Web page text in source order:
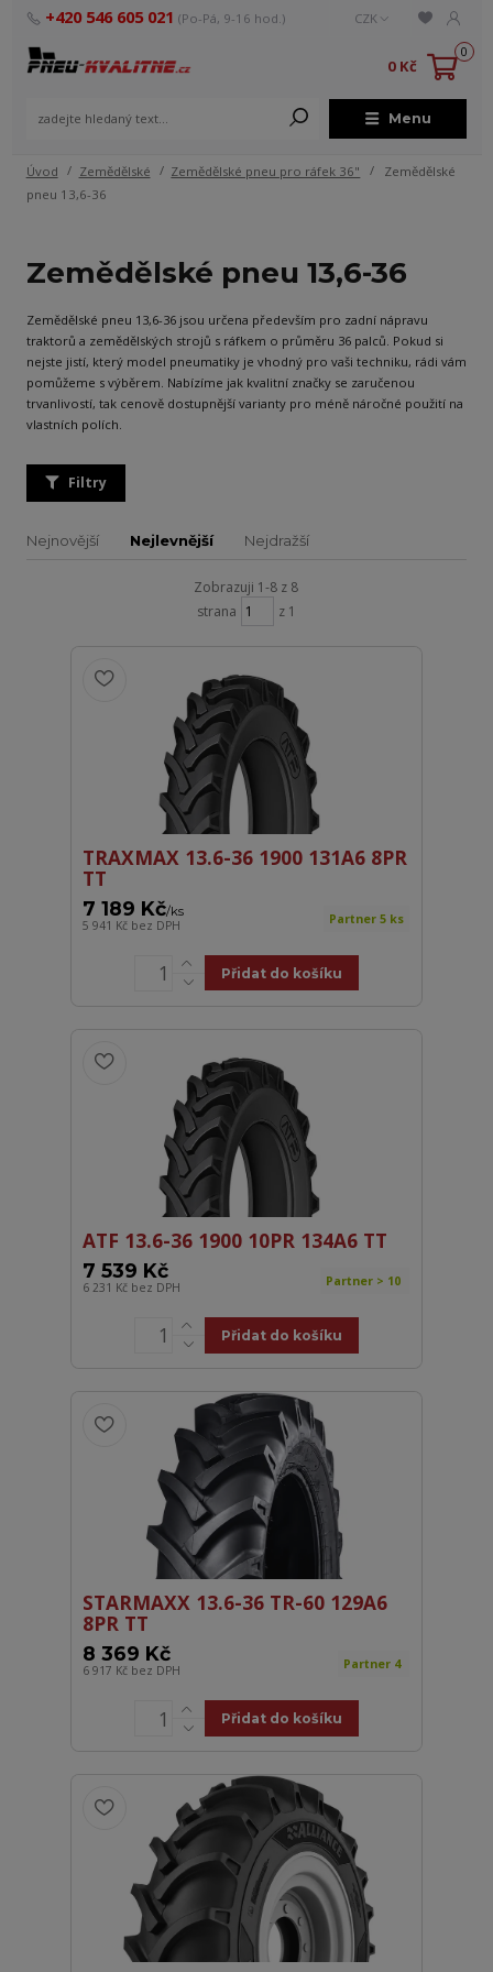
Menu
CZK
+420 546 605 021 (Po-Pá, 9-16 hod.)
0
0 Kč
Úvod Zemědělské Zemědělské pneu pro ráfek 36"
Zemědělské
pneu 13,6-36
Zemědělské pneu 13,6-36
Zemědělské pneu 13,6-36 jsou určena především pro zadní nápravu
traktorů a zemědělských strojů s ráfkem o průměru 36 palců. Pokud si
nejste jistí, který model pneumatiky je vhodný pro vaši techniku, rádi vám
pomůžeme s výběrem. Nabízíme jak kvalitní značky se zaručenou
trvanlivostí, tak cenově dostupnější varianty pro méně náročné použití na
vlastních polích.
Filtry
Nejnovější Nejlevnější Nejdražší
Zobrazuji 1-8 z 8
strana
z 1
TRAXMAX 13.6-36 1900 131A6 8PR
TT
7 189 Kč/ks
5 941 Kč bez DPH Partner 5 ks
Přidat do košíku
ATF 13.6-36 1900 10PR 134A6 TT
7 539 Kč
6 231 Kč bez DPH Partner > 10
Přidat do košíku
STARMAXX 13.6-36 TR-60 129A6
8PR TT
8 369 Kč
6 917 Kč bez DPH Partner 4
Přidat do košíku